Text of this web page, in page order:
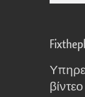
βίντεο